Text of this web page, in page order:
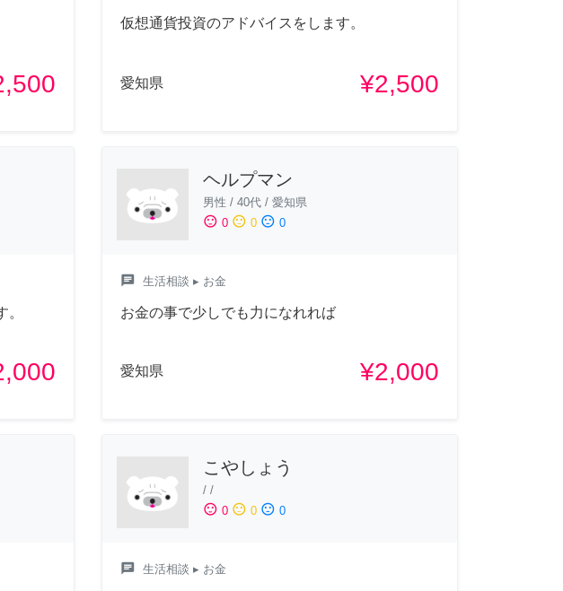
仮想通貨投資のアドバイスをします。
愛知県 ¥2,500
ヘルプマン
男性 / 40代/ 愛知県
sentiment_satisfied 0 sentiment_neutral 0 sentiment_dissatisfied 0
chat 生活相談 ▸ お金
お金の事で少しでも力になれれば
愛知県 ¥2,000
こやしょう
/ /
sentiment_satisfied 0 sentiment_neutral 0 sentiment_dissatisfied 0
chat 生活相談 ▸ お金